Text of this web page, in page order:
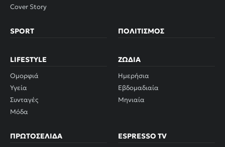
Cover Story
SPORT ΠΟΛΙΤΙΣΜΌΣ
LIFESTYLE
Ομορφιά
Υγεία
Συνταγές
Μόδα
ΖΏΔΙΑ
Ημερήσια
Εβδομαδιαία
Μηνιαία
ΠΡΩΤΟΣΈΛΙΔΑ ESPRESSO TV